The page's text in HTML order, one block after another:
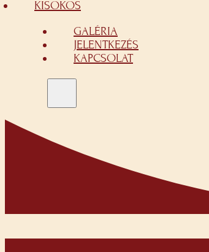
KISOKOS
GALÉRIA
JELENTKEZÉS
KAPCSOLAT